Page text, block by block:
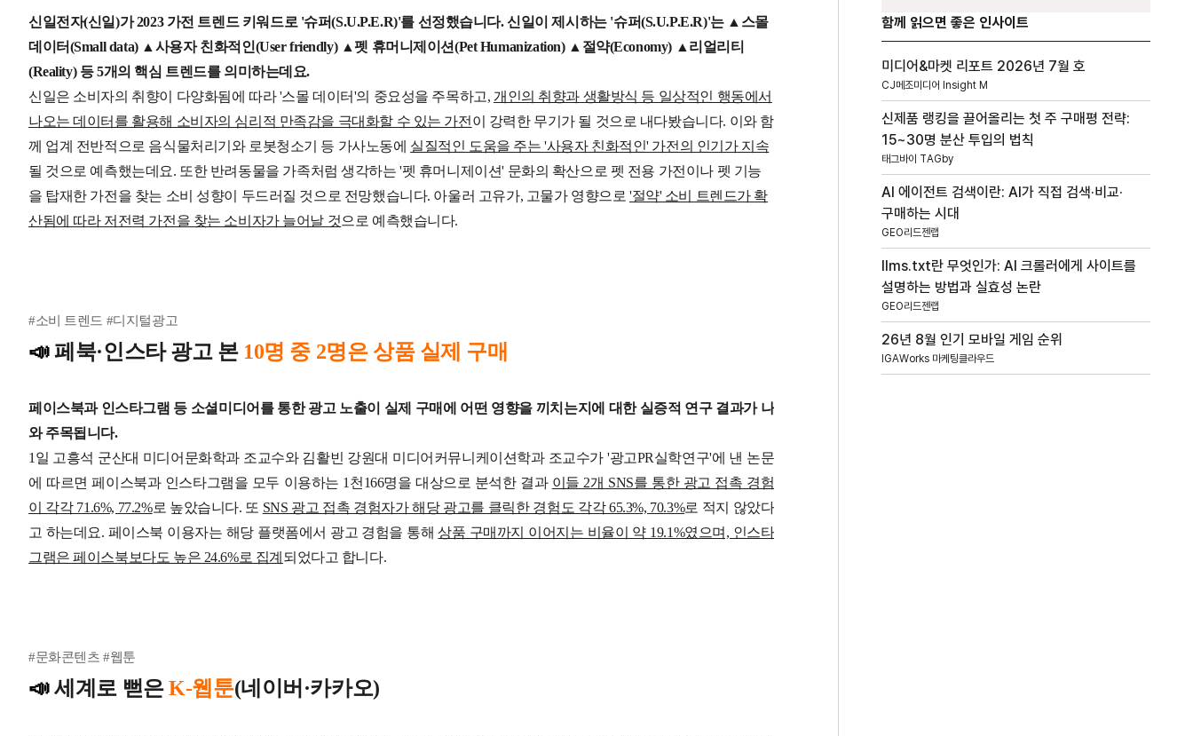
신일전자(신일)가 2023 가전 트렌드 키워드로 '슈퍼(S.U.P.E.R)'를 선정했습니다. 신일이 제시하는 '슈퍼(S.U.P.E.R)'는 ▲스몰
데이터(Small data) ▲사용자 친화적인(User friendly) ▲펫 휴머니제이션(Pet Humanization) ▲절약(Economy) ▲리얼리티
(Reality) 등 5개의 핵심 트렌드를 의미하는데요.
신일은 소비자의 취향이 다양화됨에 따라 '스몰 데이터'의 중요성을 주목하고, 개인의 취향과 생활방식 등 일상적인 행동에서
나오는 데이터를 활용해 소비자의 심리적 만족감을 극대화할 수 있는 가전이 강력한 무기가 될 것으로 내다봤습니다. 이와 함
께 업계 전반적으로 음식물처리기와 로봇청소기 등 가사노동에 실질적인 도움을 주는 '사용자 친화적인' 가전의 인기가 지속
될 것으로 예측했는데요. 또한 반려동물을 가족처럼 생각하는 '펫 휴머니제이션' 문화의 확산으로 펫 전용 가전이나 펫 기능
을 탑재한 가전을 찾는 소비 성향이 두드러질 것으로 전망했습니다. 아울러 고유가, 고물가 영향으로 '절약' 소비 트렌드가 확
산됨에 따라 저전력 가전을 찾는 소비자가 늘어날 것으로 예측했습니다.
#소비 트렌드 #디지털광고
📣 페북·인스타 광고 본 10명 중 2명은 상품 실제 구매
페이스북과 인스타그램 등 소셜미디어를 통한 광고 노출이 실제 구매에 어떤 영향을 끼치는지에 대한 실증적 연구 결과가 나
와 주목됩니다.
1일 고흥석 군산대 미디어문화학과 조교수와 김활빈 강원대 미디어커뮤니케이션학과 조교수가 '광고PR실학연구'에 낸 논문
에 따르면 페이스북과 인스타그램을 모두 이용하는 1천166명을 대상으로 분석한 결과 이들 2개 SNS를 통한 광고 접촉 경험
이 각각 71.6%, 77.2%로 높았습니다. 또 SNS 광고 접촉 경험자가 해당 광고를 클릭한 경험도 각각 65.3%, 70.3%로 적지 않았다
고 하는데요. 페이스북 이용자는 해당 플랫폼에서 광고 경험을 통해상품 구매까지 이어지는 비율이 약 19.1%였으며, 인스타
그램은 페이스북보다도 높은 24.6%로 집계 되었다고 합니다.
#문화콘텐츠 #웹툰
📣 세계로 뻗은K-웹툰(네이버·카카오)
함께 읽으면 좋은 인사이트
미디어&마켓 리포트 2026년 7월 호
CJ메조미디어 Insight M
신제품 랭킹을 끌어올리는 첫 주 구매평 전략:
15~30명 분산 투입의 법칙
태그바이 TAGby
AI 에이전트 검색이란: AI가 직접 검색·비교·
구매하는 시대
GEO리드젠랩
llms.txt란 무엇인가: AI 크롤러에게 사이트를
설명하는 방법과 실효성 논란
GEO리드젠랩
26년 8월 인기 모바일 게임 순위
IGAWorks 마케팅클라우드